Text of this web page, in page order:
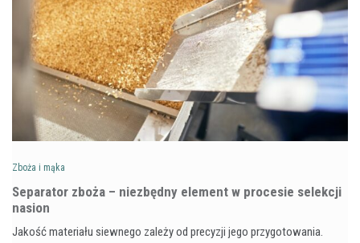
Zboża i mąka
Separator zboża – niezbędny element w procesie selekcji
nasion
Jakość materiału siewnego zależy od precyzji jego przygotowania.